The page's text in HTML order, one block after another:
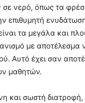
νερό, όπως τα
επιθυμητή
τα μεγάλα και
με
Αυτό έχει σαν
μαθητών.
και σωστή